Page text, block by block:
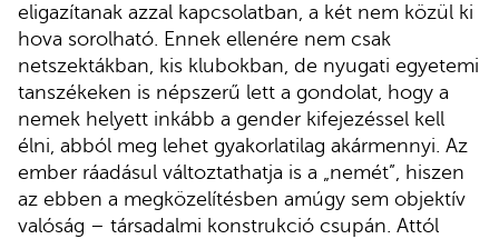
eligazítanak azzal kapcsolatban, a két nem közül ki
hova sorolható. Ennek ellenére nem csak
netszektákban, kis klubokban, de nyugati egyetemi
tanszékeken is népszerű lett a gondolat, hogy a
nemek helyett inkább a gender kifejezéssel kell
élni, abból meg lehet gyakorlatilag akármennyi. Az
ember ráadásul változtathatja is a „nemét”, hiszen
az ebben a megközelítésben amúgy sem objektív
valóság – társadalmi konstrukció csupán. Attól